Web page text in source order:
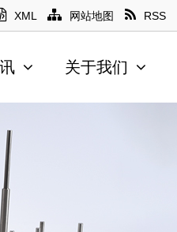
XML 网站地图 RSS
关于我们